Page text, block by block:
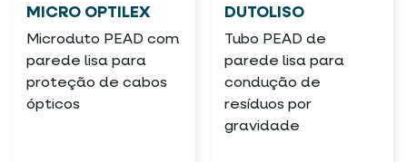
MICRO OPTILEX
Microduto PEAD com
parede lisa para
proteção de cabos
ópticos
DUTOLISO
Tubo PEAD de
parede lisa para
condução de
resíduos por
gravidade